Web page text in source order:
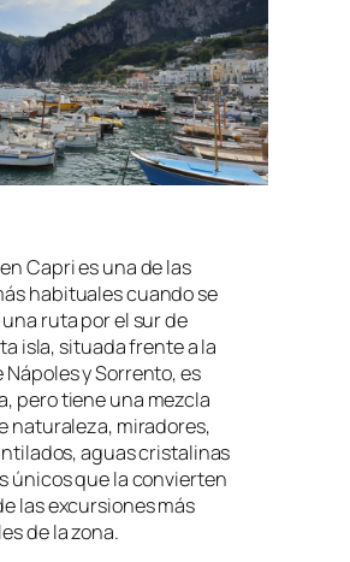
Capri es una de las
habituales cuando se
ruta por el sur de
isla, situada frente a la
Nápoles y Sorrento, es
pero tiene una mezcla
naturaleza, miradores,
aguas cristalinas
únicos que la convierten
las excursiones más
de la zona.